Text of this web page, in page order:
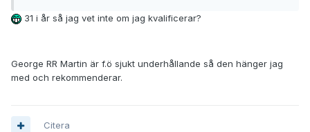
31 i år så jag vet inte om jag kvalificerar?
George RR Martin är f.ö sjukt underhållande så den hänger jag
med och rekommenderar.
Citera